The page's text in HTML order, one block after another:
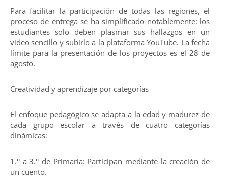
Para facilitar la participación de todas las regiones, el
proceso de entrega se ha simplificado notablemente: los
estudiantes solo deben plasmar sus hallazgos en un
video sencillo y subirlo a la plataforma YouTube. La fecha
límite para la presentación de los proyectos es el 28 de
agosto.
Creatividad y aprendizaje por categorías
El enfoque pedagógico se adapta a la edad y madurez de
cada grupo escolar a través de cuatro categorías
dinámicas:
1.° a 3.° de Primaria: Participan mediante la creación de
un cuento.